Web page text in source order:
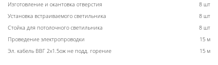
Изготовление и окантовка отверстия
8 шт
Установка встраиваемого светильника
8 шт
Стойка для потолочного светильника
8 шт
Проведение электропроводки
15 м
Эл. кабель ВВГ 2х1.5ож не подд. горение
15 м